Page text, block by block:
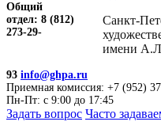
Санкт-
имени
Общий
отдел: 8 (812)
273-29-
93 info@ghpa.ru
Приемная комиссия: +7 (952)
Пн-Пт: с 9:00 до 17:45
Задать вопрос Часто